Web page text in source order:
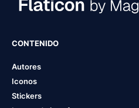
CONTENIDO
Autores
Iconos
Stickers